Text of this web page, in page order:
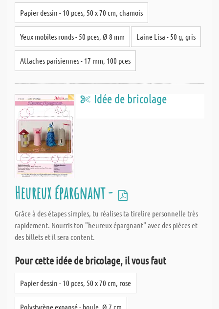
Papier dessin - 10 pces, 50 x 70 cm, chamois
Yeux mobiles ronds - 50 pces, Ø 8 mm Laine Lisa - 50 g, gris
Attaches parisiennes - 17 mm, 100 pces
Idée de bricolage
Heureux épargnant -
Grâce à des étapes simples, tu réalises ta tirelire personnelle très
rapidement. Nourris ton "heureux épargnant" avec des pièces et
des billets et il sera content.
Pour cette idée de bricolage, il vous faut
Papier dessin - 10 pces, 50 x 70 cm, rose
Polystyrène expansé - boule, Ø 7 cm